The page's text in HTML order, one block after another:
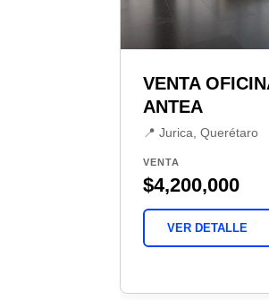
VENTA
ANTEA
📍 Jurica, Querétaro
VENTA
$4,200,000
VER DETALLE